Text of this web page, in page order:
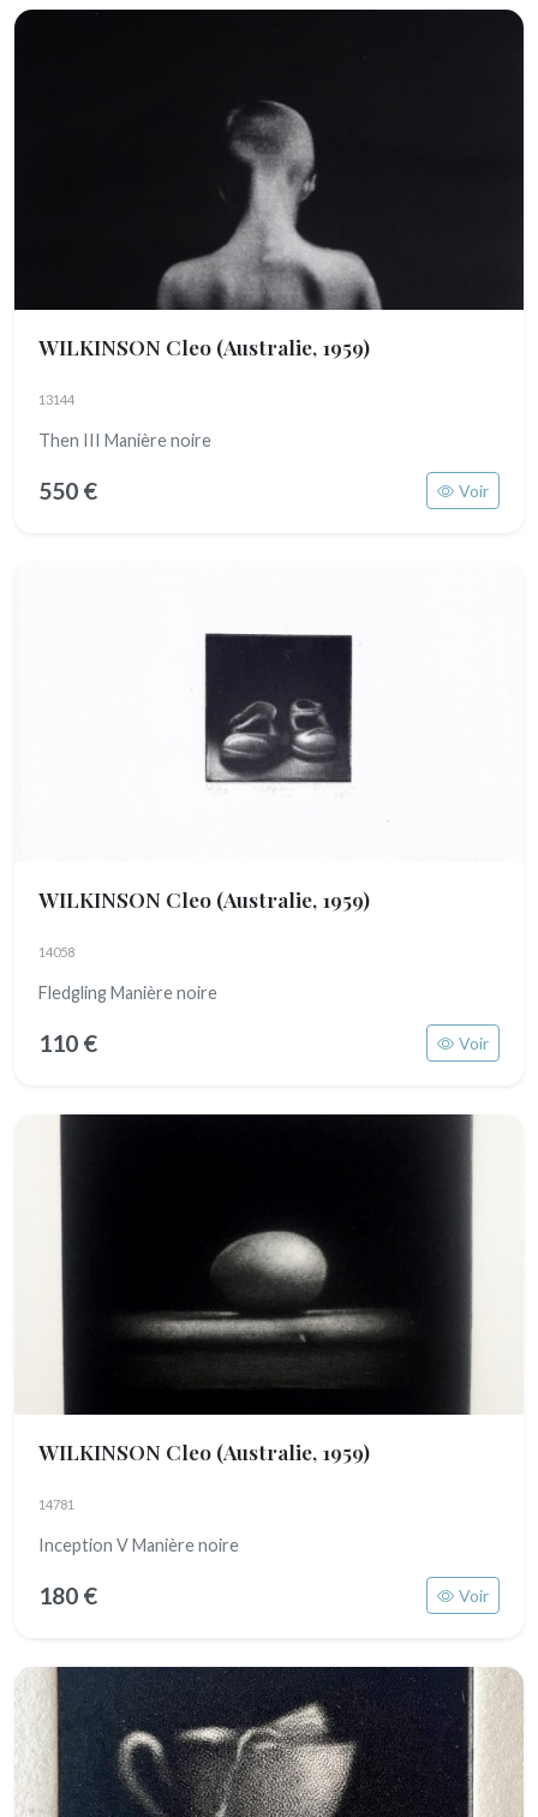
WILKINSON Cleo (Australie, 1959)
13144
Then III Manière noire
550 € Voir
WILKINSON Cleo (Australie, 1959)
14058
Fledgling Manière noire
110 € Voir
WILKINSON Cleo (Australie, 1959)
14781
Inception V Manière noire
180 € Voir